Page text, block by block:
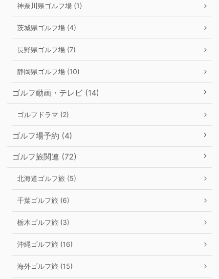
神奈川県ゴルフ場 (1)
茨城県ゴルフ場 (4)
長野県ゴルフ場 (7)
静岡県ゴルフ場 (10)
ゴルフ動画・テレビ (14)
ゴルフドラマ (2)
ゴルフ場予約 (4)
ゴルフ旅関連 (72)
北海道ゴルフ旅 (5)
千葉ゴルフ旅 (6)
栃木ゴルフ旅 (3)
沖縄ゴルフ旅 (16)
海外ゴルフ旅 (15)